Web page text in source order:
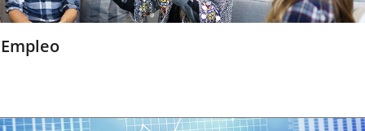
Empleo